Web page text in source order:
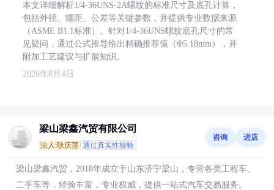
本文详细解析1/4-36UNS-2A螺纹的标准尺寸及底孔计算，
包括外径、螺距、公差等关键参数，并提供专业数据来源
（ASME B1.1标准）。针对1/4-36UNS螺纹底孔尺寸的常
见疑问，通过公式推导给出精确推荐值（Φ5.18mm），并
附加工艺建议与扩展知识。
2026年8月4日
梁山梁鑫汽贸有限公司
法人:耿庆莲 通过真实性核验
咨询 进店
梁山梁鑫汽贸，2018年成立于山东济宁梁山，专营各类工程车、
二手车等，经验丰富，专业权威，提供一站式汽车交易服务。